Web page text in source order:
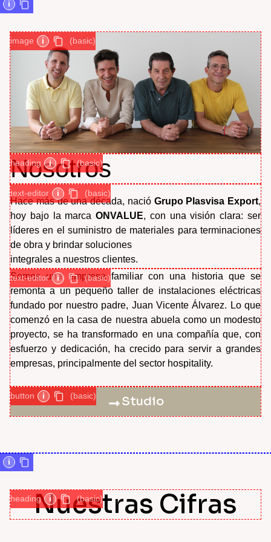
Nosotros
heading i (basic)
Hace más de una década, nació Grupo Plasvisa Export,
hoy bajo la marcaONVALUE, con una visión clara: ser
líderes en el suministro de materiales para terminaciones
de obra y brindar soluciones
integrales a nuestros clientes.
text-editor i (basic)
Somos una empresa familiar con una historia que se
remonta a un pequeño taller de instalaciones eléctricas
fundado por nuestro padre, Juan Vicente Álvarez. Lo que
comenzó en la casa de nuestra abuela como un modesto
proyecto, se ha transformado en una compañía que, con
esfuerzo y dedicación, ha crecido para servir a grandes
empresas, principalmente del sector hospitality.
text-editor i (basic)
Studio
button i (basic)
image i (basic)
i
Nuestras Cifras
heading i (basic)
i